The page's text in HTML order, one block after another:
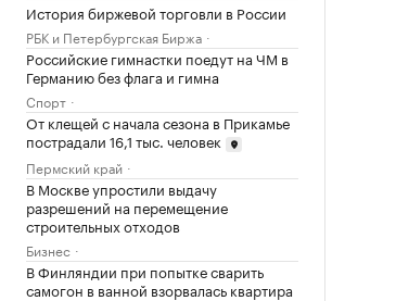
История биржевой торговли в России
РБК и Петербургская Биржа
Российские гимнастки поедут на ЧМ в
Германию без флага и гимна
Спорт
От клещей с начала сезона в Прикамье
пострадали 16,1 тыс. человек
Пермский край
В Москве упростили выдачу
разрешений на перемещение
строительных отходов
Бизнес
В Финляндии при попытке сварить
самогон в ванной взорвалась квартира